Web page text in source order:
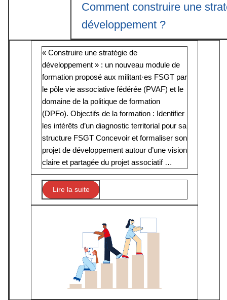
Comment construire une
développement ?
« Construire une stratégie de
développement » : un nouveau module de
formation proposé aux militant·es FSGT par
le pôle vie associative fédérée (PVAF) et le
domaine de la politique de formation
(DPFo). Objectifs de la formation : Identifier
les intérêts d’un diagnostic territorial pour sa
structure FSGT Concevoir et formaliser son
projet de développement autour d’une vision
claire et partagée du projet associatif …
Lire la suite